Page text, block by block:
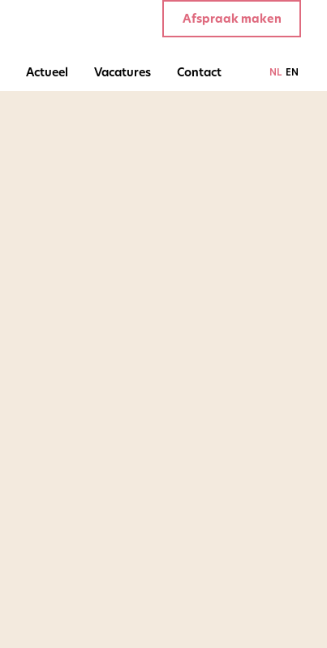
Afspraak maken
Actueel Vacatures Contact NL EN